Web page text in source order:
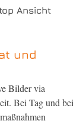
Ansicht
und
Bilder via
Bei Tag und bei